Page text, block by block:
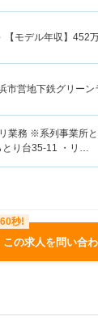
【モデル年収】 452
市営地下鉄グリーン
業務 ※系列事業所
とり台35-11 ・リ…
この求人を問い合